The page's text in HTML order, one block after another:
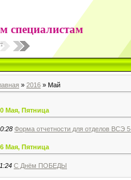
специалистам
» 2016 » Май
Мая, Пятница
Форма отчетности для отделов ВСЭ
Мая, Пятница
С Днём ПОБЕДЫ